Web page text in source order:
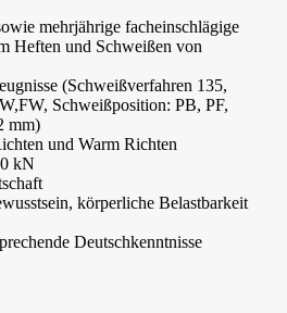
mehrjährige facheinschlägige
Heften und Schweißen von
(Schweißverfahren 135,
Schweißposition: PB, PF,
mm)
und Warm Richten
kN
körperliche Belastbarkeit
Deutschkenntnisse